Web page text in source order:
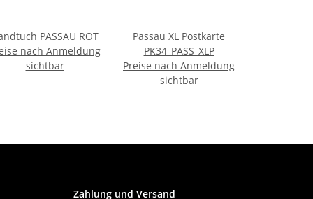
PASSAU ROT
nach Anmeldung
sichtbar
Passau XL Postkarte
PK34_PASS_XLP
Preise nach Anmeldung
sichtbar
Zahlung und Versand